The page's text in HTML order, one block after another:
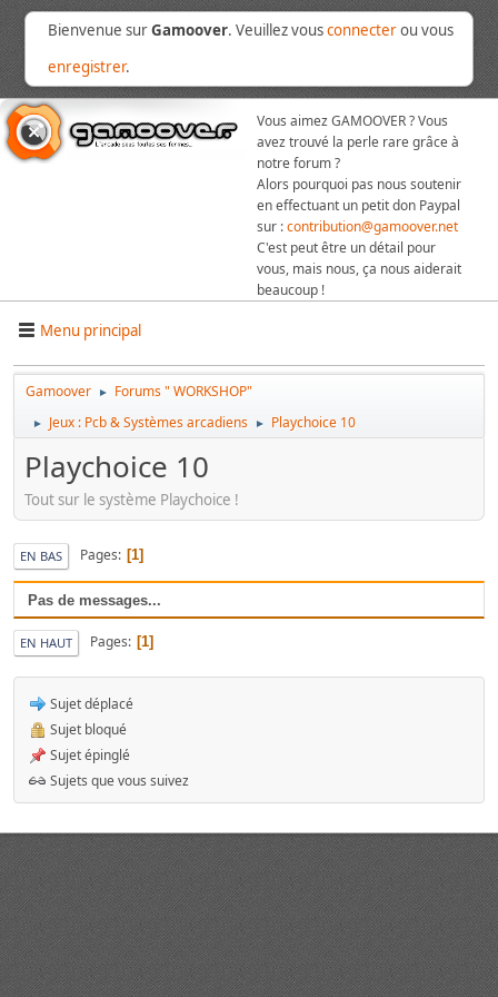
Bienvenue surGamoover. Veuillez vousconnecterou vous
enregistrer.
Vous aimez GAMOOVER ? Vous
avez trouvé la perle rare grâce à
notre forum ?
Alors pourquoi pas nous soutenir
en effectuant un petit don Paypal
sur :contribution@gamoover.net
C'est peut être un détail pour
vous, mais nous, ça nous aiderait
beaucoup !
Menu principal
Gamoover ► Forums " WORKSHOP"
► Jeux : Pcb & Systèmes arcadiens ► Playchoice 10
Playchoice 10
Tout sur le système Playchoice !
EN BAS Pages 1
Pas de messages...
EN HAUT Pages 1
Sujet déplacé
Sujet bloqué
Sujet épinglé
Sujets que vous suivez